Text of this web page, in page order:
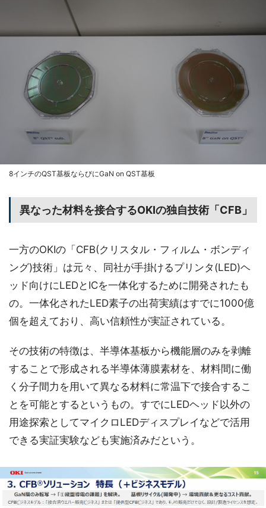
8インチのQST基板ならびにGaN on QST基板
異なった材料を接合するOKIの独自技術「CFB」
一方のOKIの「CFB(クリスタル・フィルム・ボンディ
ング)技術」は元々、同社が手掛けるプリンタ(LED)ヘ
ッド向けにLEDとICを一体化するために開発されたも
の。一体化されたLED素子の出荷実績はすでに1000億
個を超えており、高い信頼性が実証されている。
その技術の特徴は、半導体基板から機能層のみを剥離
することで形成される半導体薄膜素材を、材料間に働
く分子間力を用いて異なる材料に常温下で接合するこ
とを可能とするというもの。すでにLEDヘッド以外の
用途探索としてマイクロLEDディスプレイなどで活用
できる実証実験なども実施済みだという。